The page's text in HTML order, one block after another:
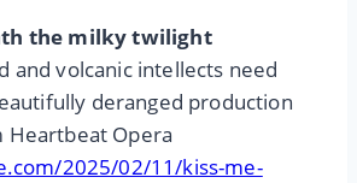
the milky twilight
and volcanic intellects need
deranged production
Heartbeat Opera
2025/02/11/kiss-me-